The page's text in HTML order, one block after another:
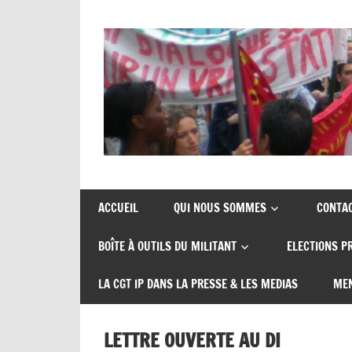
CGT
insertion
probation
de
syndicats
insertion
ACCUEIL QUI NOUS SOMMES
BOÎTE À OUTILS DU MILITANT ELECTIONS
LA CGT IP DANS LA PRESSE & LES MEDIAS
LETTRE OUVERTE AU DI